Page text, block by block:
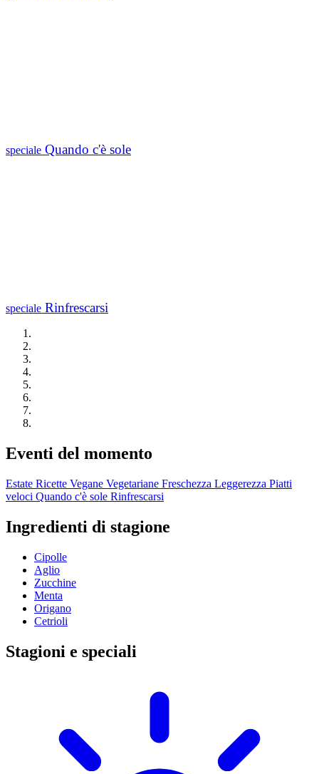
speciale Quando c'è sole
speciale Rinfrescarsi
Eventi del momento
Estate Ricette Vegane Vegetariane Freschezza Leggerezza Piatti
veloci Quando c'è sole Rinfrescarsi
Ingredienti di stagione
Cipolle
Aglio
Zucchine
Menta
Origano
Cetrioli
Stagioni e speciali